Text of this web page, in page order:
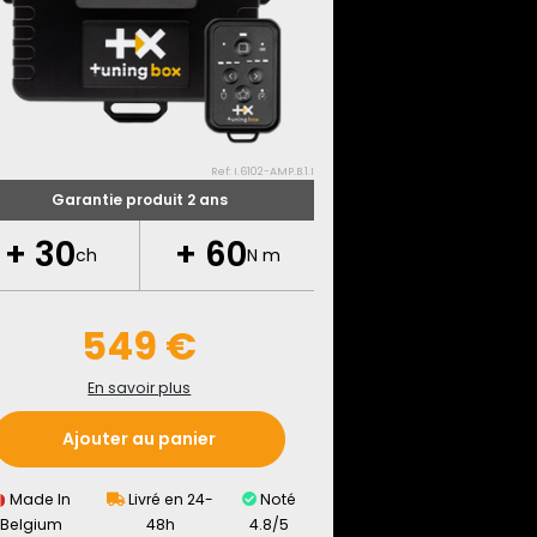
Ref: I.6102-AMP.B.1.I
Garantie produit 2 ans
+ 30ch + 60N m
549 €
En savoir plus
Ajouter au panier
Made In
Belgium
Livré en 24-
48h
Noté
4.8/5